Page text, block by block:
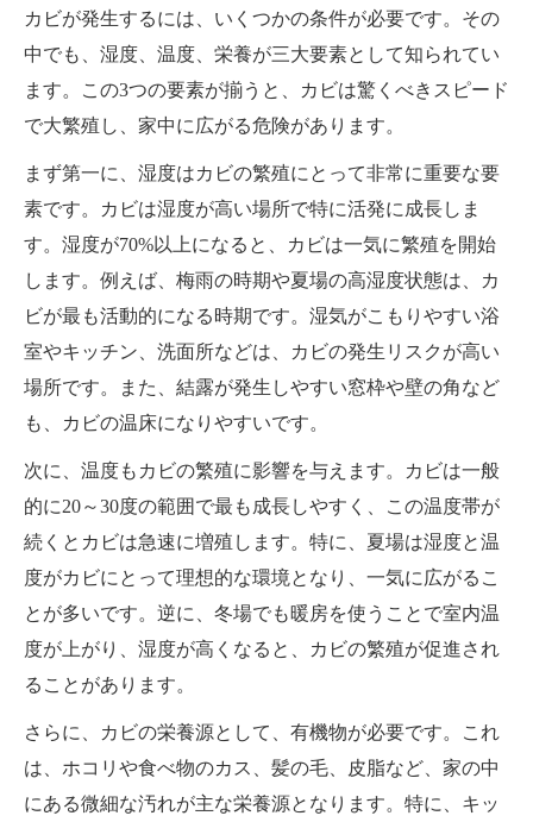
カビが発生するには、いくつかの条件が必要です。その
中でも、湿度、温度、栄養が三大要素として知られてい
ます。この3つの要素が揃うと、カビは驚くべきスピード
で大繁殖し、家中に広がる危険があります。
まず第一に、湿度はカビの繁殖にとって非常に重要な要
素です。カビは湿度が高い場所で特に活発に成長しま
す。湿度が70%以上になると、カビは一気に繁殖を開始
します。例えば、梅雨の時期や夏場の高湿度状態は、カ
ビが最も活動的になる時期です。湿気がこもりやすい浴
室やキッチン、洗面所などは、カビの発生リスクが高い
場所です。また、結露が発生しやすい窓枠や壁の角など
も、カビの温床になりやすいです。
次に、温度もカビの繁殖に影響を与えます。カビは一般
的に20～30度の範囲で最も成長しやすく、この温度帯が
続くとカビは急速に増殖します。特に、夏場は湿度と温
度がカビにとって理想的な環境となり、一気に広がるこ
とが多いです。逆に、冬場でも暖房を使うことで室内温
度が上がり、湿度が高くなると、カビの繁殖が促進され
ることがあります。
さらに、カビの栄養源として、有機物が必要です。これ
は、ホコリや食べ物のカス、髪の毛、皮脂など、家の中
にある微細な汚れが主な栄養源となります。特に、キッ